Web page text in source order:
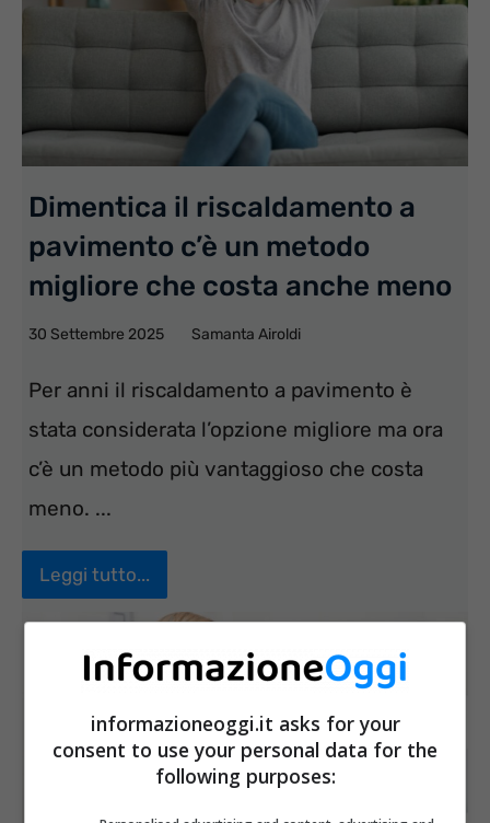
Dimentica il riscaldamento a
pavimento c’è un metodo
migliore che costa anche meno
30 Settembre 2025 Samanta Airoldi
Per anni il riscaldamento a pavimento è
stata considerata l’opzione migliore ma ora
c’è un metodo più vantaggioso che costa
meno. ...
Leggi tutto...
informazioneoggi.it asks for your
consent to use your personal data for the
following purposes: